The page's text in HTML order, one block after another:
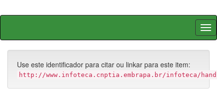
Skip
Use este identificador para citar ou linkar para este item:
http://www.infoteca.cnptia.embrapa.br/infoteca/